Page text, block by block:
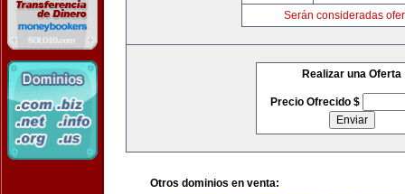
Serán consideradas
Realizar una Oferta
Precio Ofrecido $
Otros dominios en venta: